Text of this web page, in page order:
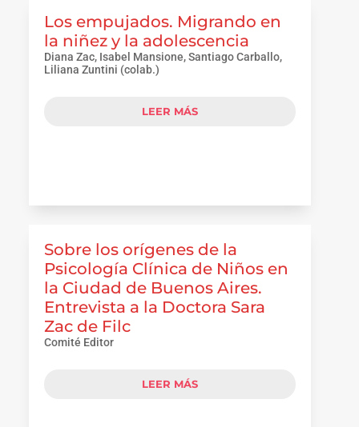
Los empujados. Migrando en
la niñez y la adolescencia
Diana Zac, Isabel Mansione, Santiago Carballo,
Liliana Zuntini (colab.)
LEER MÁS
Sobre los orígenes de la
Psicología Clínica de Niños en
la Ciudad de Buenos Aires.
Entrevista a la Doctora Sara
Zac de Filc
Comité Editor
LEER MÁS